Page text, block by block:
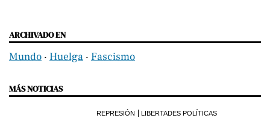
ARCHIVADO EN
Mundo ‧ Huelga ‧ Fascismo
MÁS NOTICIAS
REPRESIÓN LIBERTADES POLÍTICAS